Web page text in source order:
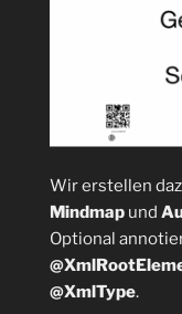
Wir erstellen
Mindmap und
Optional
@XmlType.